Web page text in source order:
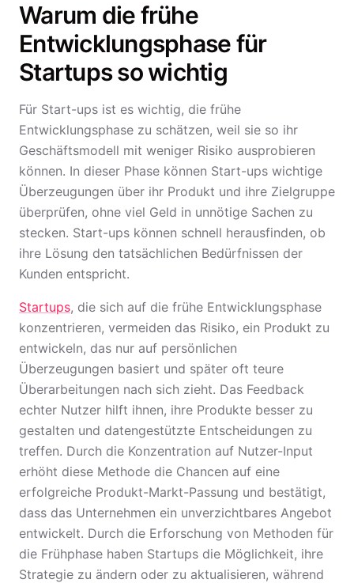
Warum die frühe
Entwicklungsphase für
Startups so wichtig
Für Start-ups ist es wichtig, die frühe
Entwicklungsphase zu schätzen, weil sie so ihr
Geschäftsmodell mit weniger Risiko ausprobieren
können. In dieser Phase können Start-ups wichtige
Überzeugungen über ihr Produkt und ihre Zielgruppe
überprüfen, ohne viel Geld in unnötige Sachen zu
stecken. Start-ups können schnell herausfinden, ob
ihre Lösung den tatsächlichen Bedürfnissen der
Kunden entspricht.
Startups, die sich auf die frühe Entwicklungsphase
konzentrieren, vermeiden das Risiko, ein Produkt zu
entwickeln, das nur auf persönlichen
Überzeugungen basiert und später oft teure
Überarbeitungen nach sich zieht. Das Feedback
echter Nutzer hilft ihnen, ihre Produkte besser zu
gestalten und datengestützte Entscheidungen zu
treffen. Durch die Konzentration auf Nutzer-Input
erhöht diese Methode die Chancen auf eine
erfolgreiche Produkt-Markt-Passung und bestätigt,
dass das Unternehmen ein unverzichtbares Angebot
entwickelt. Durch die Erforschung von Methoden für
die Frühphase haben Startups die Möglichkeit, ihre
Strategie zu ändern oder zu aktualisieren, während